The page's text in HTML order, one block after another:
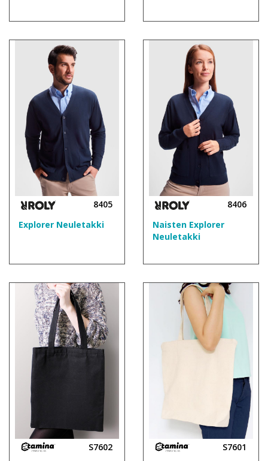
8405
Explorer Neuletakki
8406
Naisten Explorer
Neuletakki
S7602
S7601